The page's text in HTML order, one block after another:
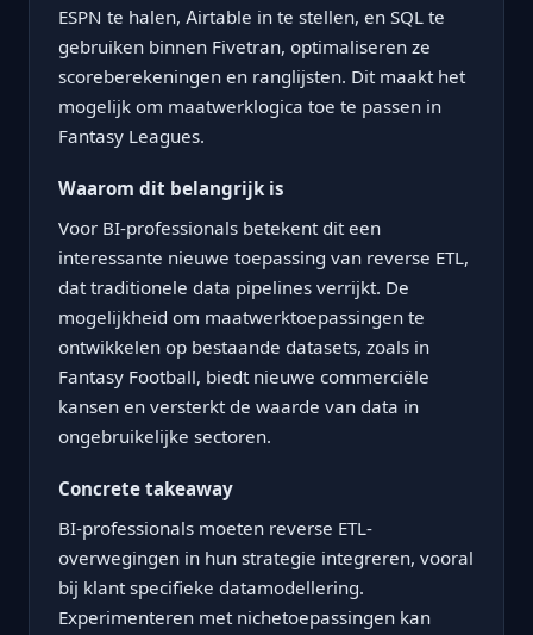
ESPN te halen, Airtable in te stellen, en SQL te
gebruiken binnen Fivetran, optimaliseren ze
scoreberekeningen en ranglijsten. Dit maakt het
mogelijk om maatwerklogica toe te passen in
Fantasy Leagues.
Waarom dit belangrijk is
Voor BI-professionals betekent dit een
interessante nieuwe toepassing van reverse ETL,
dat traditionele data pipelines verrijkt. De
mogelijkheid om maatwerktoepassingen te
ontwikkelen op bestaande datasets, zoals in
Fantasy Football, biedt nieuwe commerciële
kansen en versterkt de waarde van data in
ongebruikelijke sectoren.
Concrete takeaway
BI-professionals moeten reverse ETL-
overwegingen in hun strategie integreren, vooral
bij klant specifieke datamodellering.
Experimenteren met nichetoepassingen kan